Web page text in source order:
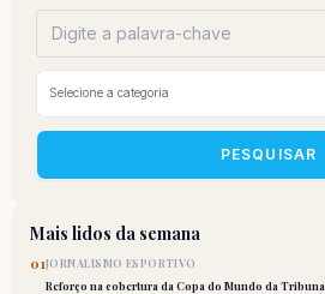
PESQUISAR
Mais lidos da semana
01JORNALISMO ESPORTIVO
Reforço na cobertura da Copa do Mundo da Tribuna